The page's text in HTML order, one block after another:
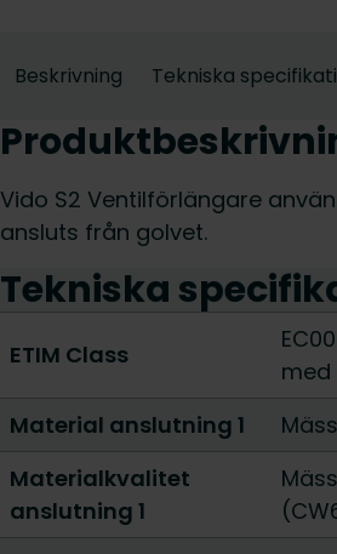
Beskrivning Tekniska
Vido S2 Ventilförlängare
ansluts från golvet.
Tekniska
ETIM Class
med
Material anslutning 1
Materialkvalitet
anslutning 1